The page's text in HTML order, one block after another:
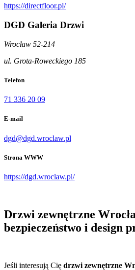
https://directfloor.pl/
DGD Galeria Drzwi
Wrocław 52-214
ul. Grota-Roweckiego 185
Telefon
71 336 20 09
E-mail
dgd@dgd.wroclaw.pl
Strona WWW
https://dgd.wroclaw.pl/
Drzwi zewnętrzne
bezpieczeństwo i design
Jeśli interesują Cię drzwi zewnętrzne